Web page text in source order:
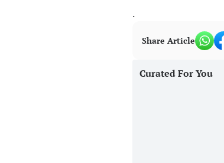
.
Share Article
Curated For You